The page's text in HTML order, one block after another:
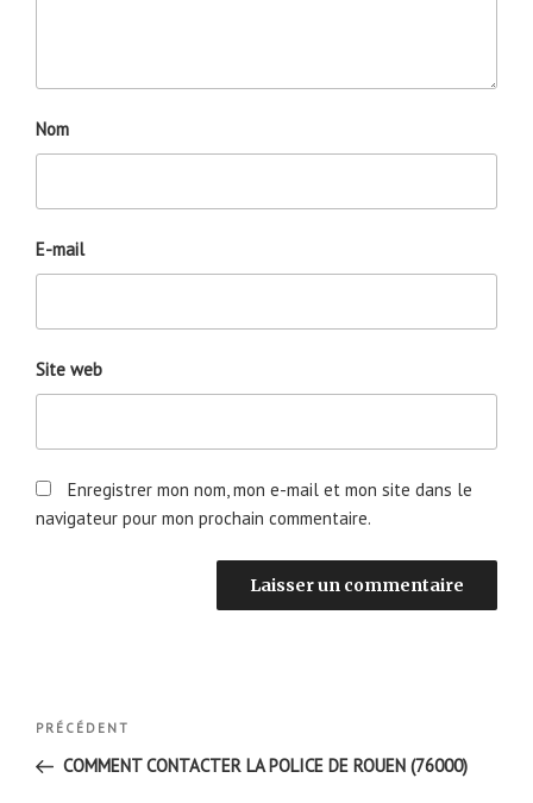
Nom
E-mail
Site web
Enregistrer mon nom, mon e-mail et mon site dans le
navigateur pour mon prochain commentaire.
Navigation
l’article
Article
précédent
PRÉCÉDENT
COMMENT CONTACTER LA POLICE DE ROUEN (76000)